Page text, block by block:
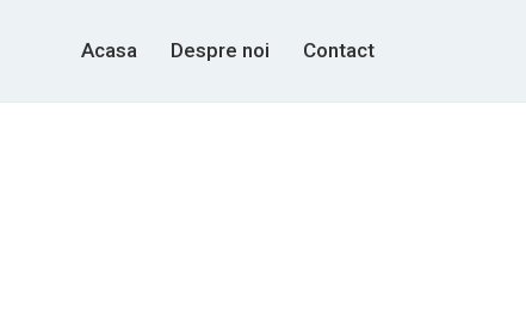
Acasa Despre noi Contact